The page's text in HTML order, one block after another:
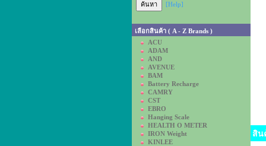
[Help]
เลือกสินค้า ( A - Z Brands )
ACU
ADAM
AND
AVENUE
BAM
Battery Recharge
CAMRY
CST
EBRO
Hanging Scale
HEALTH O METER
IRON Weight
KINLEE
สิน